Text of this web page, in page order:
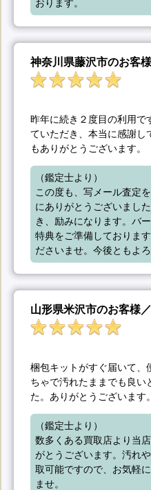
おります。
神奈川県藤沢市のお客
昨年に続き２度目の利用で
ていただき、本当に感謝し
もありがとうございます。
（鑑定士より）
この度も、写メール査定
にありがとうございまし
き、励みになります。バ
特典をご準備しておりま
ださいませ。今後ともよ
山形県米沢市のお客様
梱包キットがすぐ届いて、
ちゃで汚れたままでも良い
た。ありがとうございます。
（鑑定士より）
数多くある買取店より当
がとうございます。汚れ
取可能ですので、お気軽
ませ。